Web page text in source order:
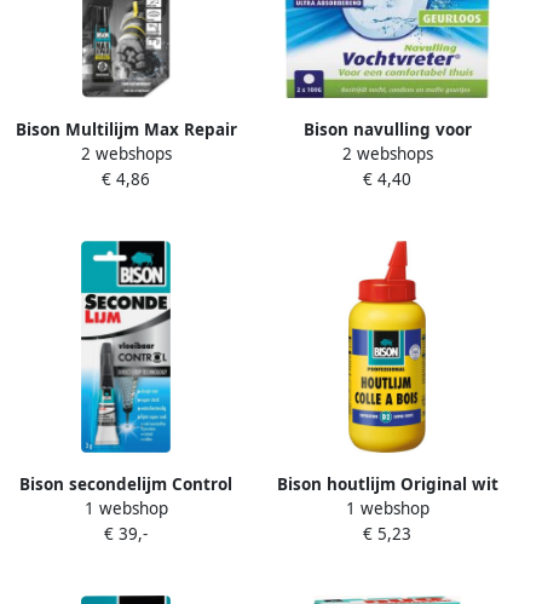
Bison Multilijm Max Repair
8 g
2 webshops
€ 4,86
Bison navulling voor
ontvochtiger Ambiance
doos van 2 tabs van 100
2 webshops
€ 4,40
Bison secondelijm Control
Vloeibaar tube van 3 g op
blister
1 webshop
€ 39,-
Bison houtlijm Original wit
flacon van 250 gram
1 webshop
€ 5,23